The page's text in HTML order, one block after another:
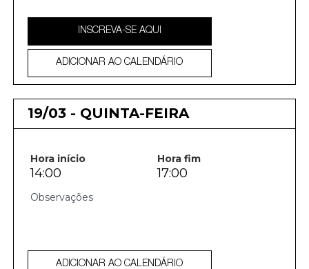
INSCREVA-SE AQUI
ADICIONAR AO CALENDÁRIO
19/03 - QUINTA-FEIRA
Hora início Hora fim
14:00 17:00
ADICIONAR AO CALENDÁRIO